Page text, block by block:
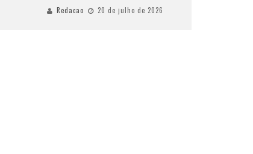
Redacao 20 de julho de 2026